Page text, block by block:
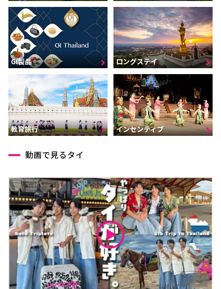
GI製品 ロングステイ
教育旅行 インセンティブ
動画で見るタイ